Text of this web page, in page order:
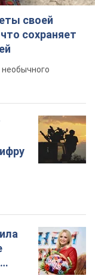
своей
сохраняет